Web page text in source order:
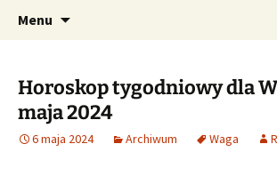
CzaroMarowy
dzienny,
tygodniowy
Profesjonalne przepowiednie
Menu
Horoskop tygodniowy dla
maja 2024
6 maja 2024 Archiwum Waga